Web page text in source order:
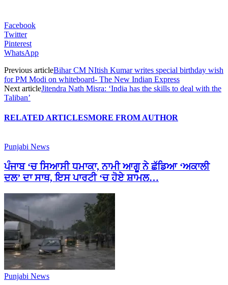
Facebook
Twitter
Pinterest
WhatsApp
Previous articleBihar CM NItish Kumar writes special birthday wish
for PM Modi on whiteboard- The New Indian Express
Next articleJitendra Nath Misra: ‘India has the skills to deal with the
Taliban’
RELATED ARTICLESMORE FROM AUTHOR
Punjabi News
ਪੰਜਾਬ ‘ਚ ਸਿਆਸੀ ਧਮਾਕਾ, ਨਾਮੀ ਆਗੂ ਨੇ ਛੱਡਿਆ ‘ਅਕਾਲੀ
ਦਲ’ ਦਾ ਸਾਥ, ਇਸ ਪਾਰਟੀ ‘ਚ ਹੋਏ ਸ਼ਾਮਲ…
Punjabi News